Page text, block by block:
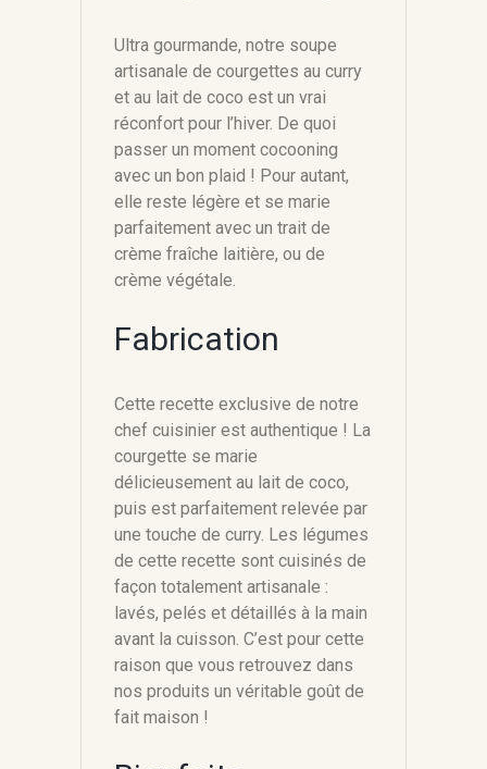
Ultra gourmande, notre soupe
artisanale de courgettes au curry
et au lait de coco est un vrai
réconfort pour l’hiver. De quoi
passer un moment cocooning
avec un bon plaid ! Pour autant,
elle reste légère et se marie
parfaitement avec un trait de
crème fraîche laitière, ou de
crème végétale.
Fabrication
Cette recette exclusive de notre
chef cuisinier est authentique ! La
courgette se marie
délicieusement au lait de coco,
puis est parfaitement relevée par
une touche de curry. Les légumes
de cette recette sont cuisinés de
façon totalement artisanale :
lavés, pelés et détaillés à la main
avant la cuisson. C’est pour cette
raison que vous retrouvez dans
nos produits un véritable goût de
fait maison !